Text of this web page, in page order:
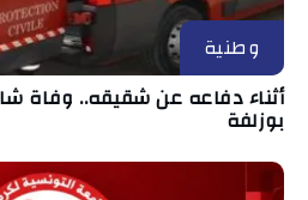
وطنية
أثناء دفاعه عن شقيقه.. وفاة
بوزلفة